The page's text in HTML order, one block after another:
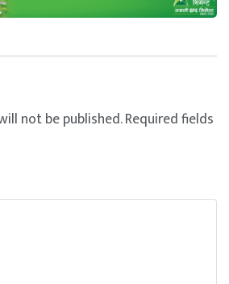
not be published.Required fields